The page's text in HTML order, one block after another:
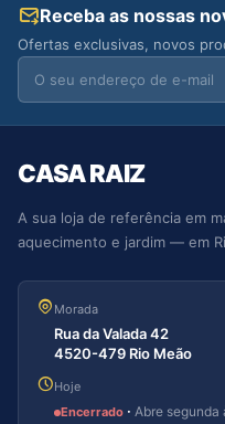
Receba as nossas
Ofertas exclusivas, novos
CASA RAIZ
A sua loja de referência em
aquecimento e jardim — em
Morada
Rua da Valada 42
4520-479 Rio Meão
Hoje
Encerrado · Abre segunda